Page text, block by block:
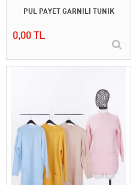
PUL PAYET GARNİLİ TUNİK
0,00 TL